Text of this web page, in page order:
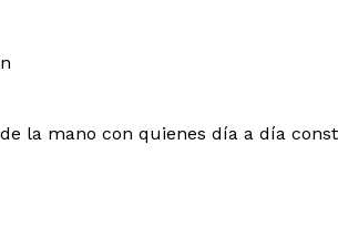
la mano con quienes día a día